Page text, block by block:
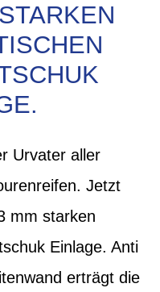
Urvater aller
Jetzt
mm starken
Einlage. Anti
erträgt die